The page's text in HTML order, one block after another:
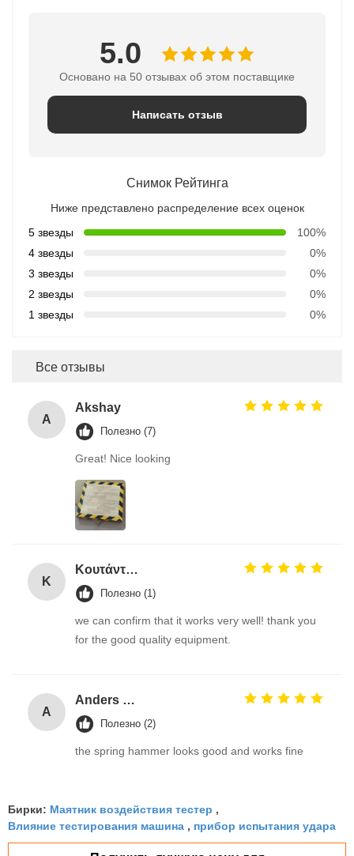
5.0
Основано на 50 отзывах об этом поставщике
Написать отзыв
Снимок Рейтинга
Ниже представлено распределение всех оценок
5 звезды
100%
4 звезды
0%
3 звезды
0%
2 звезды
0%
1 звезды
0%
Все отзывы
A
Akshay
Полезно (7)
Great! Nice looking
Κ
Κουτάντος Γρηγόριος
Полезно (1)
we can confirm that it works very well! thank you
for the good quality equipment.
A
Anders Olsson
Полезно (2)
the spring hammer looks good and works fine
Бирки: Маятник воздействия тестер ,
Влияние тестирования машина , прибор испытания удара